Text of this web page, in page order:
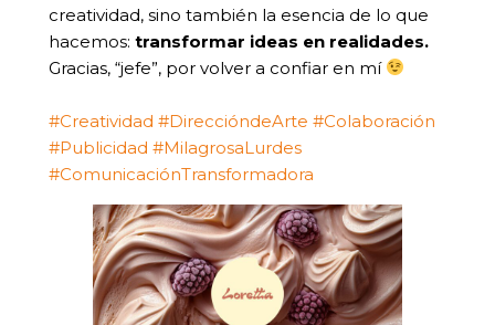
creatividad, sino también la esencia de lo que
hacemos: transformar ideas en realidades.
Gracias, “jefe”, por volver a confiar en mí
#Creatividad #DireccióndeArte #Colaboración
#Publicidad #MilagrosaLurdes
#ComunicaciónTransformadora